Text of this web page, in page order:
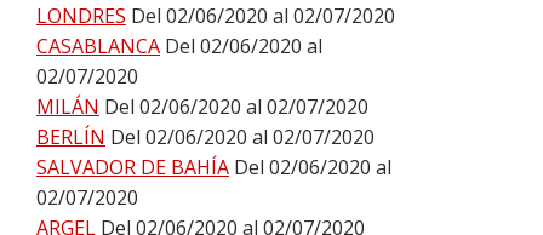
LONDRES Del 02/06/2020 al 02/07/2020
CASABLANCA Del 02/06/2020 al
02/07/2020
MILÁN Del 02/06/2020 al 02/07/2020
BERLÍN Del 02/06/2020 al 02/07/2020
SALVADOR DE BAHÍA Del 02/06/2020 al
02/07/2020
ARGEL Del 02/06/2020 al 02/07/2020